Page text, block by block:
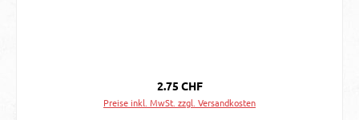
Regulärer Preis:
2.75 CHF
Preise inkl. MwSt. zzgl. Versandkosten